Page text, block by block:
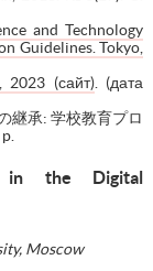
and Technology
Guidelines. Tokyo,
2023 (сайт). (дата
継承: 学校教育プロ
in the Digital
Moscow